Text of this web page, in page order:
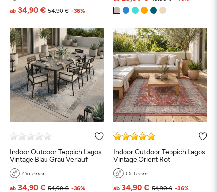
54,90 €
ab 34,90 € -36%
Indoor Outdoor Teppich Lagos
Vintage Blau Grau Verlauf
Outdoor
54,90 €
ab 34,90 € -36%
Indoor Outdoor Teppich Lagos
Vintage Orient Rot
Outdoor
54,90 €
ab 34,90 € -36%